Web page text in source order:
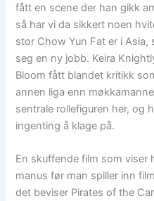
fått en scene der han gikk
så har vi da sikkert noen
stor Chow Yun Fat er i
seg en ny jobb. Keira
Bloom fått blandet kritikk
annen liga enn
sentrale rollefiguren her, og
ingenting å klage på.
En skuffende film som viser
manus før man spiller inn
det beviser Pirates of the